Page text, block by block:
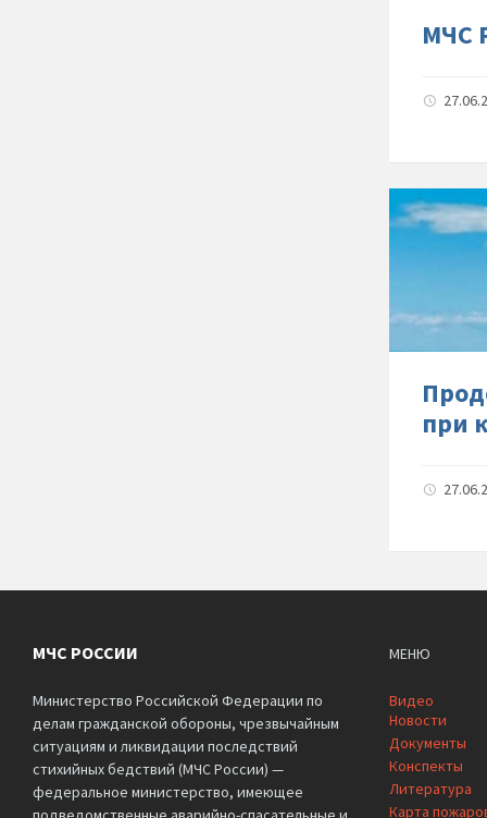
МЧС
при
МЧС РОССИИ
Министерство Российской Федерации по
делам гражданской обороны, чрезвычайным
ситуациям и ликвидации последствий
стихийных бедствий (МЧС России) —
федеральное министерство, имеющее
МЕНЮ
Видео
Новости
Документы
Конспекты
Литература
Карта